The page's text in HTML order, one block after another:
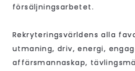
försäljningsarbetet.
Rekryteringsvärldens alla
utmaning, driv, energi,
affärsmannaskap,